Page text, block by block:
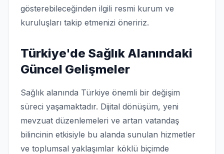
gösterebileceğinden ilgili resmi kurum ve
kuruluşları takip etmenizi öneririz.
Türkiye'de Sağlık Alanındaki
Güncel Gelişmeler
Sağlık alanında Türkiye önemli bir değişim
süreci yaşamaktadır. Dijital dönüşüm, yeni
mevzuat düzenlemeleri ve artan vatandaş
bilincinin etkisiyle bu alanda sunulan hizmetler
ve toplumsal yaklaşımlar köklü biçimde